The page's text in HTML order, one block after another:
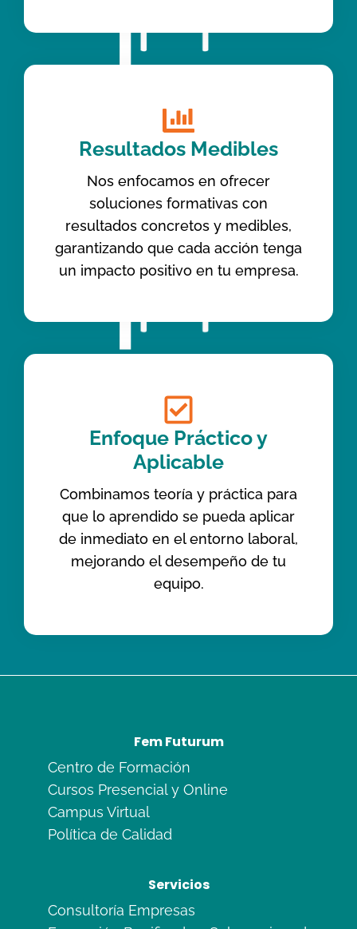
Resultados Medibles
Nos enfocamos en ofrecer
soluciones formativas con
resultados concretos y medibles,
garantizando que cada acción tenga
un impacto positivo en tu empresa.
Enfoque Práctico y
Aplicable
Combinamos teoría y práctica para
que lo aprendido se pueda aplicar
de inmediato en el entorno laboral,
mejorando el desempeño de tu
equipo.
Fem Futurum
Centro de Formación
Cursos Presencial y Online
Campus Virtual
Política de Calidad
Servicios
Consultoría Empresas